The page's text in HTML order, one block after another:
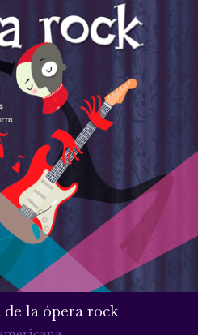
la ópera rock